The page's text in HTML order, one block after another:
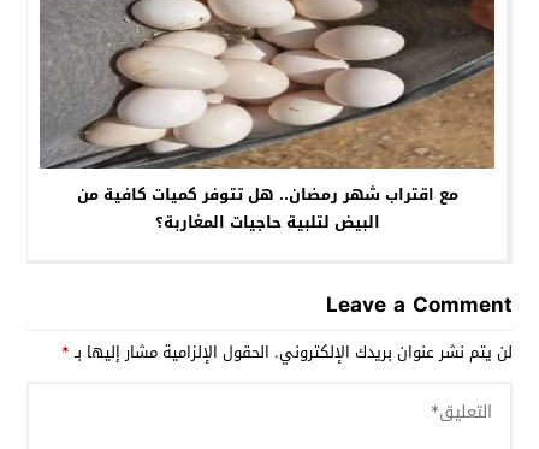
مع اقتراب شهر رمضان.. هل تتوفر كميات كافية من
البيض لتلبية حاجيات المغاربة؟
Leave a Comment
لن يتم نشر عنوان بريدك الإلكتروني. الحقول الإلزامية مشار إليها بـ*